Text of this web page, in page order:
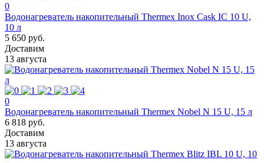
0
Водонагреватель накопительный Thermex Inox Cask IC 10 U,
10 л
5 650 руб.
Доставим
13 августа
0
Водонагреватель накопительный Thermex Nobel N 15 U, 15 л
6 818 руб.
Доставим
13 августа